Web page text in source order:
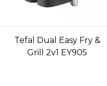
Tefal Dual Easy Fry &
Grill 2v1 EY905